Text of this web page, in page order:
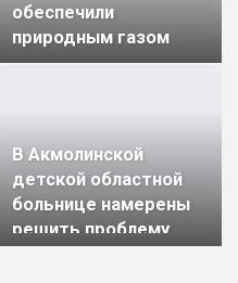
обеспечили
природным газом
В Акмолинской
детской областной
больнице намерены
решить проблему…